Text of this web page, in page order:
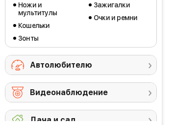
Ножи и
мультитулы
Кошельки
Зонты
Зажигалки
Очки и ремни
Автолюбителю
Видеонаблюдение
Дача и сад